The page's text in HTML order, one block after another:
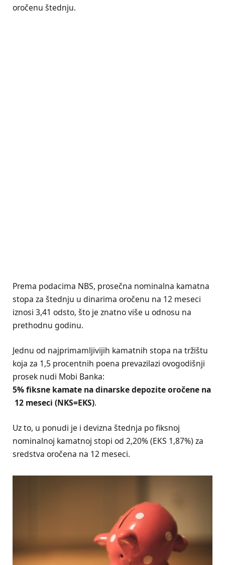
oročenu štednju.
Prema podacima NBS, prosečna nominalna kamatna
stopa za štednju u dinarima oročenu na 12 meseci
iznosi 3,41 odsto, što je znatno više u odnosu na
prethodnu godinu.
Jednu od najprimamljivijih kamatnih stopa na tržištu
koja za 1,5 procentnih poena prevazilazi ovogodišnji
prosek nudi Mobi Banka:
5% fiksne kamate na dinarske depozite oročene na
12 meseci (NKS=EKS).
Uz to, u ponudi je i devizna štednja po fiksnoj
nominalnoj kamatnoj stopi od 2,20% (EKS 1,87%) za
sredstva oročena na 12 meseci.